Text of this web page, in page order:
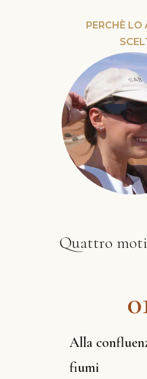
PERCHÈ
Quattro
Alla
fiumi